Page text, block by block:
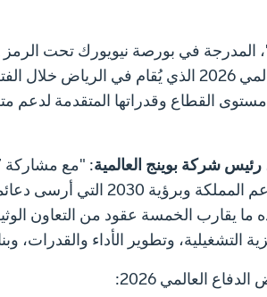
القطاع وقدراتها المتقدمة لدعم
رئيس شركة بوينج العالمية: "مع مشاركة
العالمي للمرة الثالثة، نؤكد التزامنا
يقارب الخمسة عقود من التعاون
التشغيلية، وتطوير الأداء والقدرات،
الدفاع العالمي 2026: